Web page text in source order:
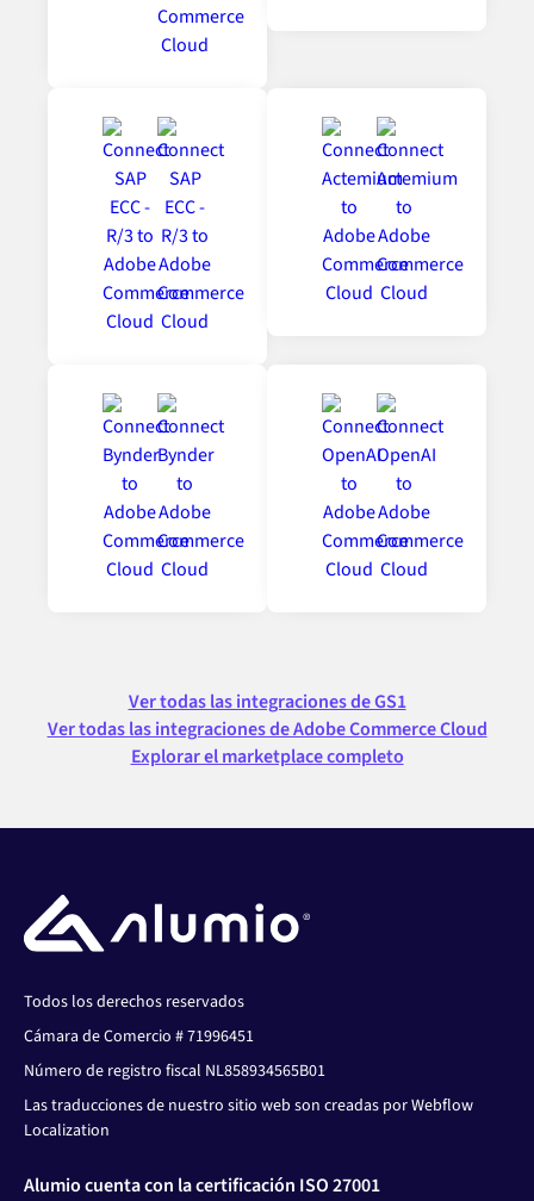
Ver todas las integraciones de GS1
Ver todas las integraciones de Adobe Commerce Cloud
Explorar el marketplace completo
Todos los derechos reservados
Cámara de Comercio # 71996451
Número de registro fiscal NL858934565B01
Las traducciones de nuestro sitio web son creadas por Webflow
Localization
Alumio cuenta con la certificación ISO 27001